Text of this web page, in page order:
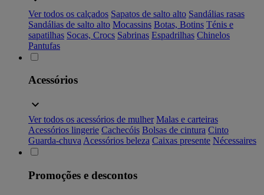
Ver todos os calçados Sapatos de salto alto Sandálias rasas
Sandálias de salto alto Mocassins Botas, Botins Ténis e
sapatilhas Socas, Crocs Sabrinas Espadrilhas Chinelos
Pantufas
Acessórios
Ver todos os acessórios de mulher Malas e carteiras
Acessórios lingerie Cachecóis Bolsas de cintura Cinto
Guarda-chuva Acessórios beleza Caixas presente Nécessaires
Promoções e descontos